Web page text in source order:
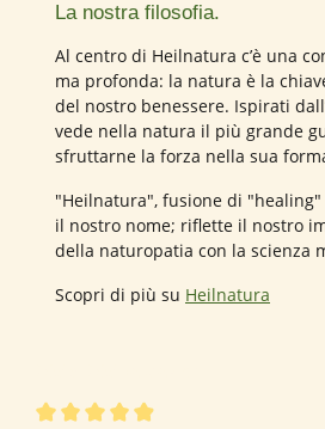
La nostra filosofia.
Al centro di Heilnatura c’è una
ma profonda: la natura è la
del nostro benessere. Ispirati
vede nella natura il più grande
sfruttarne la forza nella sua
"Heilnatura", fusione di
il nostro nome; riflette il nostro
della naturopatia con la scienza
Scopri di più su Heilnatura